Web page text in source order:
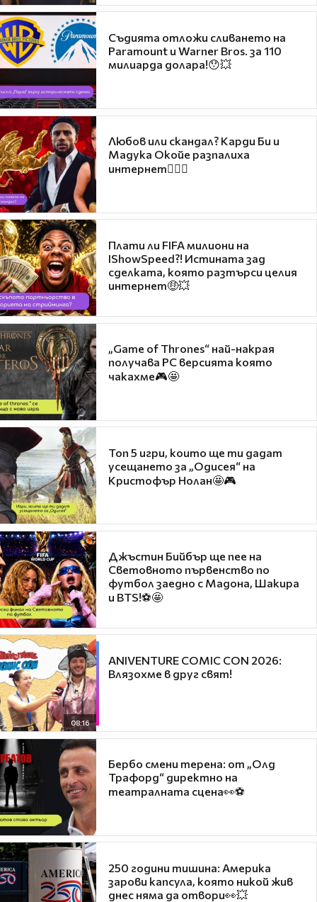
Съдията отложи сливането на
Paramount и Warner Bros. за 110
милиарда долара!😯💥
Любов или скандал? Карди Би и
Мадука Окойе разпалиха
интернет❤️‍🔥🔥
Плати ли FIFA милиони на
IShowSpeed?! Истината зад
сделката, която разтърси целия
интернет🤑💥
„Game of Thrones“ най-накрая
получава PC версията която
чакахме🎮🤩
Топ 5 игри, които ще ти дадат
усещането за „Одисея“ на
Кристофър Нолан🤩🎮
Джъстин Бийбър ще пее на
Световното първенство по
футбол заедно с Мадона, Шакира
и BTS!⚽🤩
08:16
ANIVENTURE COMIC CON 2026:
Влязохме в друг свят!
Бербо смени терена: от „Олд
Трафорд“ директно на
театралната сцена👀⚽
250 години тишина: Америка
зарови капсула, която никой жив
днес няма да отвори👀💥